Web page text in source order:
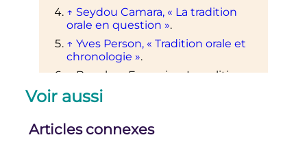
↑ Seydou Camara, « La tradition
orale en question ».
↑ Yves Person, « Tradition orale et
chronologie ».
↑Boucher, François. « La politique
de la propriété culturelle et le
patrimoine des peuples
Société québécoise de recherche
Voir aussi
Articles connexes